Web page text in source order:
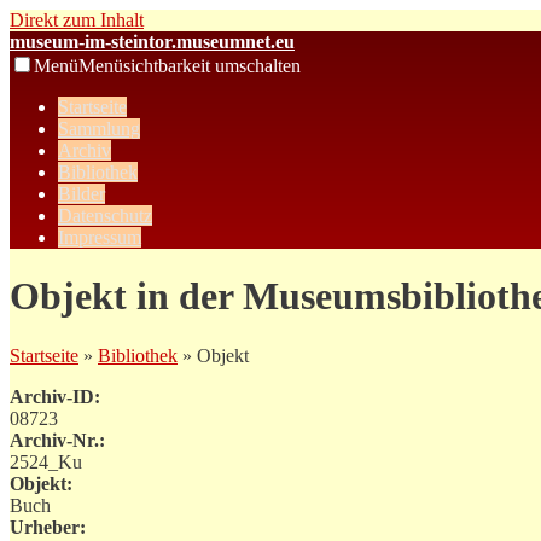
Direkt zum Inhalt
museum-im-steintor.museumnet.eu
MenüMenüsichtbarkeit umschalten
Startseite
Sammlung
Archiv
Bibliothek
Bilder
Datenschutz
Impressum
Objekt in der
Startseite » Bibliothek » Objekt
Archiv-ID:
08723
Archiv-Nr.:
2524_Ku
Objekt:
Buch
Urheber: